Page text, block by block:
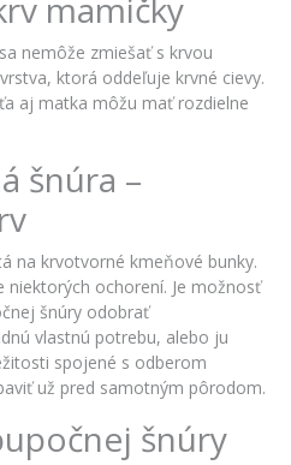
mamičky
nemôže zmiešať s krvou
ktorá oddeľuje krvné cievy.
aj matka môžu mať rozdielne
šnúra –
na krvotvorné kmeňové bunky.
niektorých ochorení. Je možnosť
šnúry odobrať
vlastnú potrebu, alebo ju
spojené s odberom
už pred samotným pôrodom.
šnúry